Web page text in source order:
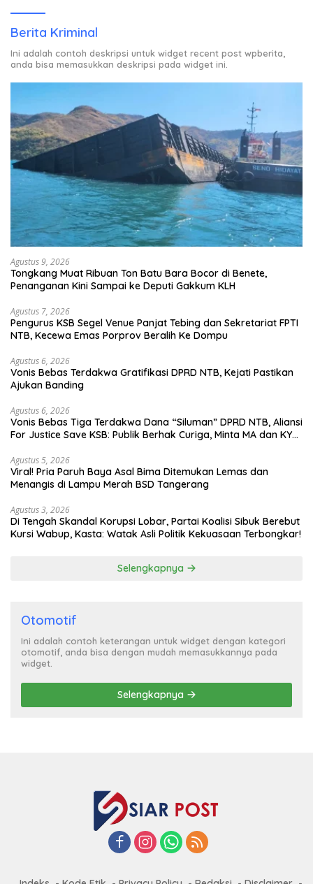
Berita Kriminal
Ini adalah contoh deskripsi untuk widget recent post wpberita,
anda bisa memasukkan deskripsi pada widget ini.
Agustus 9, 2026
Tongkang Muat Ribuan Ton Batu Bara Bocor di Benete,
Penanganan Kini Sampai ke Deputi Gakkum KLH
Agustus 7, 2026
Pengurus KSB Segel Venue Panjat Tebing dan Sekretariat FPTI
NTB, Kecewa Emas Porprov Beralih Ke Dompu
Agustus 6, 2026
Vonis Bebas Terdakwa Gratifikasi DPRD NTB, Kejati Pastikan
Ajukan Banding
Agustus 6, 2026
Vonis Bebas Tiga Terdakwa Dana “Siluman” DPRD NTB, Aliansi
For Justice Save KSB: Publik Berhak Curiga, Minta MA dan KY
Agustus 5, 2026
Viral! Pria Paruh Baya Asal Bima Ditemukan Lemas dan
Menangis di Lampu Merah BSD Tangerang
Agustus 3, 2026
Di Tengah Skandal Korupsi Lobar, Partai Koalisi Sibuk Berebut
Kursi Wabup, Kasta: Watak Asli Politik Kekuasaan Terbongkar!
Selengkapnya
Otomotif
Ini adalah contoh keterangan untuk widget dengan kategori
otomotif, anda bisa dengan mudah memasukkannya pada
widget.
Selengkapnya